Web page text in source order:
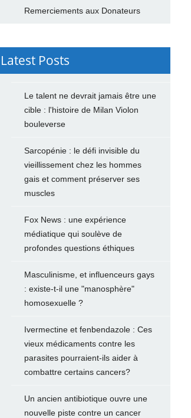
Remerciements aux Donateurs
Latest Posts
Le talent ne devrait jamais être une
cible : l'histoire de Milan Violon
bouleverse
Sarcopénie : le défi invisible du
vieillissement chez les hommes
gais et comment préserver ses
muscles
Fox News : une expérience
médiatique qui soulève de
profondes questions éthiques
Masculinisme, et influenceurs gays
: existe-t-il une "manosphère"
homosexuelle ?
Ivermectine et fenbendazole : Ces
vieux médicaments contre les
parasites pourraient-ils aider à
combattre certains cancers?
Un ancien antibiotique ouvre une
nouvelle piste contre un cancer